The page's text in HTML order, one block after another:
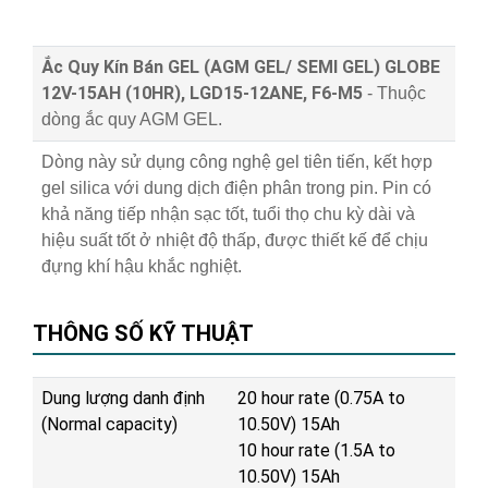
Ắc Quy Kín Bán GEL (AGM GEL/ SEMI GEL) GLOBE
12V-15AH (10HR), LGD15-12ANE, F6-M5- Thuộc
dòng ắc quy AGM GEL.
Dòng này sử dụng công nghệ gel tiên tiến, kết hợp
gel silica với dung dịch điện phân trong pin. Pin có
khả năng tiếp nhận sạc tốt, tuổi thọ chu kỳ dài và
hiệu suất tốt ở nhiệt độ thấp, được thiết kế để chịu
đựng khí hậu khắc nghiệt.
THÔNG SỐ KỸ THUẬT
Dung lượng danh định
(Normal capacity)
20 hour rate (0.75A to
10.50V) 15Ah
10 hour rate (1.5A to
10.50V) 15Ah